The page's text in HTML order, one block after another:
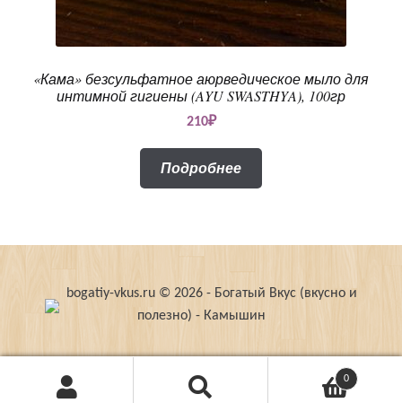
«Кама» безсульфатное аюрведическое мыло для
интимной гигиены (AYU SWASTHYA), 100гр
210₽
Подробнее
bogatiy-vkus.ru © 2026 - Богатый Вкус (вкусно и
полезно) - Камышин
0